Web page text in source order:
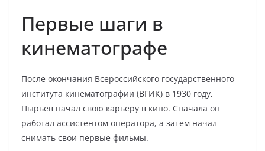
Первые шаги в
кинематографе
После окончания Всероссийского государственного
института кинематографии (ВГИК) в 1930 году,
Пырьев начал свою карьеру в кино. Сначала он
работал ассистентом оператора, а затем начал
снимать свои первые фильмы.